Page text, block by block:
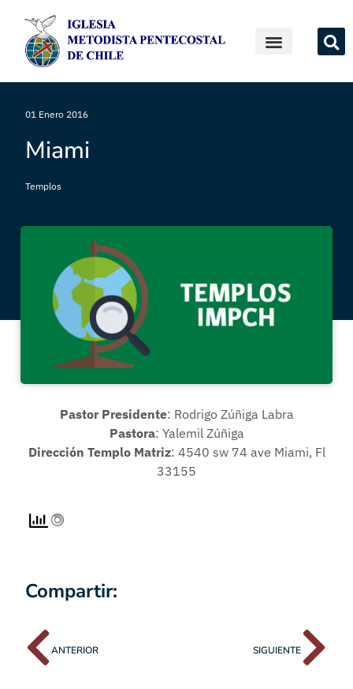
01 Enero 2016
Miami
Templos
Pastor Presidente: Rodrigo Zúñiga Labra
Pastora: Yalemil Zúñiga
Dirección Templo Matriz: 4540 sw 74 ave Miami, Fl
33155
Compartir:
ANTERIOR SIGUIENTE